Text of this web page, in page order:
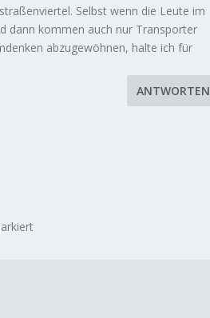
Selbst wenn die Leute im
dann kommen auch nur Transporter
abzugewöhnen, halte ich für
ANTWORTEN